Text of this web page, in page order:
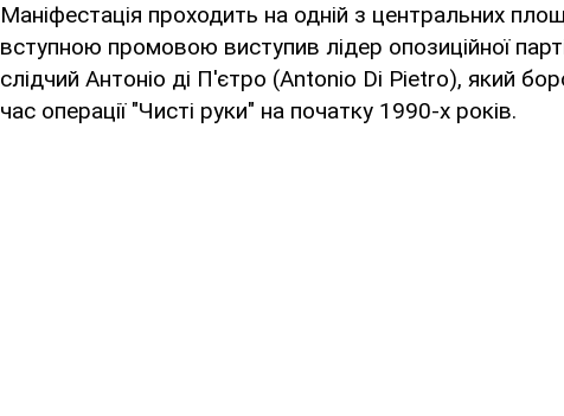
Маніфестація проходить на одній з центральних
вступною промовою виступив лідер опозиційної
слідчий Антоніо ді П'єтро (Antonio Di Pietro), який
час операції "Чисті руки" на початку 1990-х років.